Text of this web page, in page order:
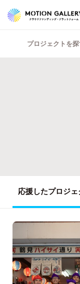
プロジェクトを
応援したプロジェ